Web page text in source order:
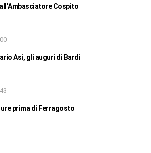
Cospito
Asi, gli auguri di Bardi
prima di Ferragosto